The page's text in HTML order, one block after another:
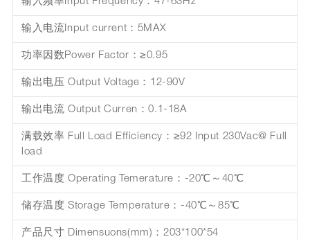
输入电流Input current：5MAX
功率因数Power Factor：≥0.95
输出电压 Output Voltage：12-90V
输出电流 Output Curren：0.1-18A
满载效率 Full Load Efficiency：≥92 Input 230Vac@ Full
load
工作温度 Operating Temerature：-20℃～40℃
储存温度 Storage Temperature：-40℃～85℃
产品尺寸 Dimensuons(mm)：203*100*54